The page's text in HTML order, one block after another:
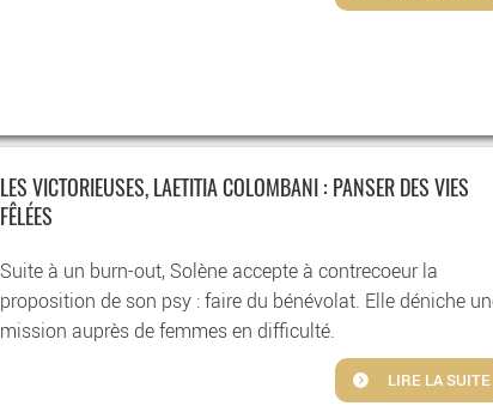
LES VICTORIEUSES, LAETITIA COLOMBANI : PANSER DES VIES
FÊLÉES
Suite à un burn-out, Solène accepte à contrecoeur la
proposition de son psy : faire du bénévolat. Elle déniche
mission auprès de femmes en difficulté.
LIRE LA SUITE